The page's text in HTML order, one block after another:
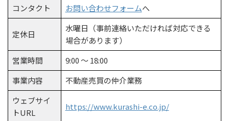
コンタクト
お問い合わせフォームへ
定休日
水曜日（事前連絡いただければ対応できる
場合があります）
営業時間
9:00 ～ 18:00
事業内容
不動産売買の仲介業務
ウェブサイ
トURL
https://www.kurashi-e.co.jp/